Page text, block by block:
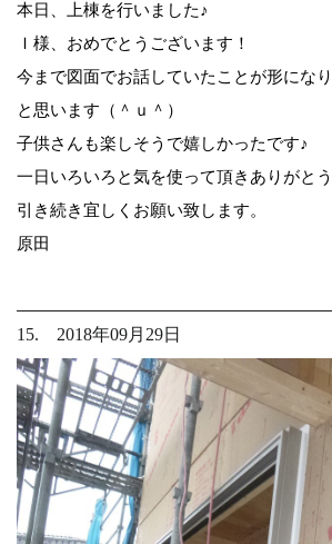
本日、上棟を行いました♪
Ｉ様、おめでとうございます！
今まで図面でお話していたことが形にな
と思います（＾ｕ＾）
子供さんも楽しそうで嬉しかったです♪
一日いろいろと気を使って頂きありがとう
引き続き宜しくお願い致します。
原田
15. 2018年09月29日